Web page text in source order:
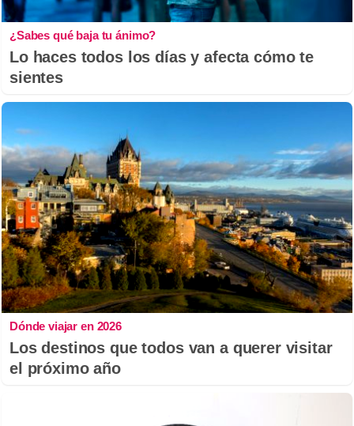
¿Sabes qué baja tu ánimo?
Lo haces todos los días y afecta cómo te
sientes
Dónde viajar en 2026
Los destinos que todos van a querer visitar
el próximo año